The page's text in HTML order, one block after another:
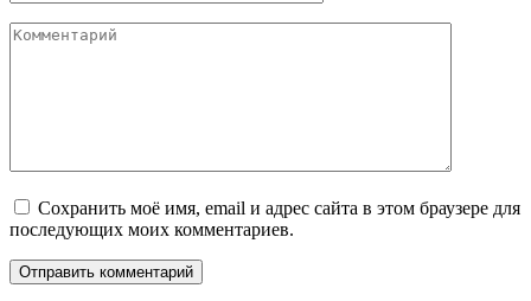
Комментарий
Сохранить моё имя, email и адрес сайта в этом браузере для
последующих моих комментариев.